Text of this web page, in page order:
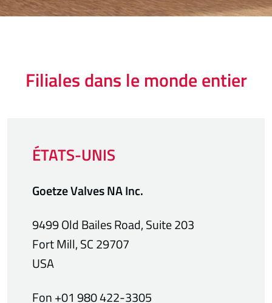
Filiales dans le monde entier
ÉTATS-UNIS
Goetze Valves NA Inc.
9499 Old Bailes Road, Suite 203
Fort Mill, SC 29707
USA
Fon +01 980 422-3305